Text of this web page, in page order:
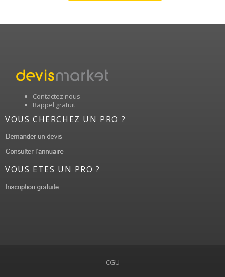
Contactez nous
Rappel gratuit
VOUS CHERCHEZ UN PRO ?
VOUS ETES UN PRO ?
CGU